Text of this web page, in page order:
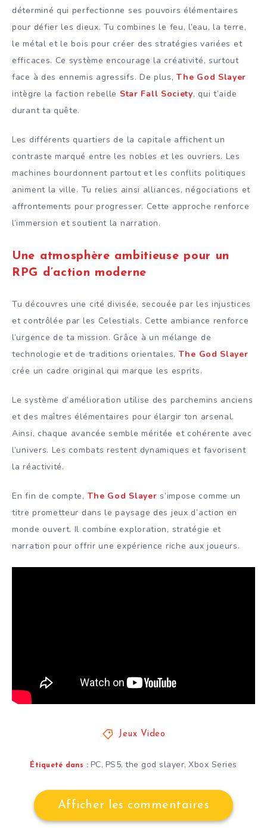
déterminé qui perfectionne ses pouvoirs élémentaires
pour défier les dieux. Tu combines le feu, l’eau, la terre,
le métal et le bois pour créer des stratégies variées et
efficaces. Ce système encourage la créativité, surtout
face à des ennemis agressifs. De plus,The God Slayer
intègre la faction rebelle Star Fall Society, qui t’aide
durant ta quête.
Les différents quartiers de la capitale affichent un
contraste marqué entre les nobles et les ouvriers. Les
machines bourdonnent partout et les conflits politiques
animent la ville. Tu relies ainsi alliances, négociations et
affrontements pour progresser. Cette approche renforce
l’immersion et soutient la narration.
Une atmosphère ambitieuse pour un
RPG d’action moderne
Tu découvres une cité divisée, secouée par les injustices
et contrôlée par les Celestials. Cette ambiance renforce
l’urgence de ta mission. Grâce à un mélange de
technologie et de traditions orientales, The God Slayer
crée un cadre original qui marque les esprits.
Le système d’amélioration utilise des parchemins anciens
et des maîtres élémentaires pour élargir ton arsenal.
Ainsi, chaque avancée semble méritée et cohérente avec
l’univers. Les combats restent dynamiques et favorisent
la réactivité.
En fin de compte, The God Slayer s’impose comme un
titre prometteur dans le paysage des jeux d’action en
monde ouvert. Il combine exploration, stratégie et
narration pour offrir une expérience riche aux joueurs.
Jeux Video
Étiqueté dans : PC, PS5,the god slayer,Xbox Series
Afficher les commentaires